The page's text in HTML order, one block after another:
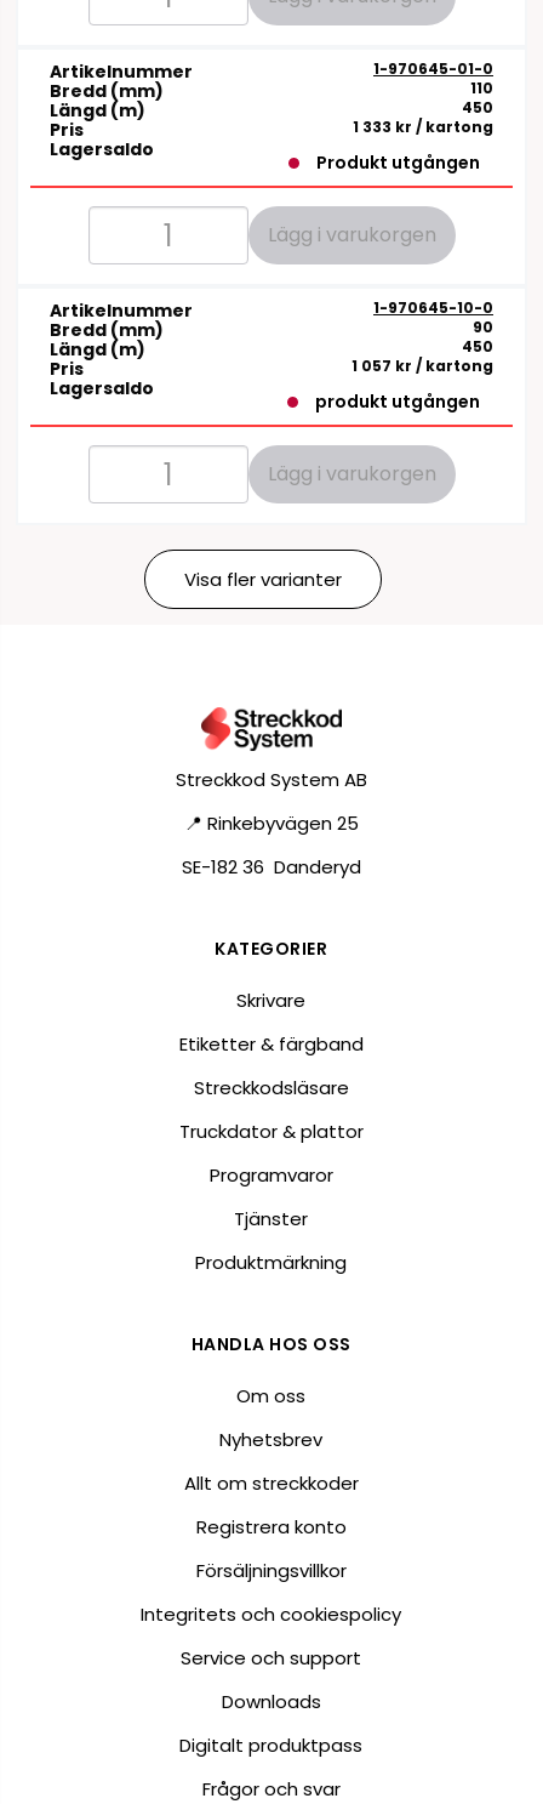
Artikelnummer 1-970645-01-0
Bredd (mm) 110
Längd (m) 450
Pris 1 333 kr / kartong
Lagersaldo
Produkt utgången
Lägg i varukorgen
Artikelnummer 1-970645-10-0
Bredd (mm) 90
Längd (m) 450
Pris 1 057 kr / kartong
Lagersaldo
produkt utgången
Lägg i varukorgen
Visa fler varianter
Streckkod System AB
📍 Rinkebyvägen 25
SE-182 36 Danderyd
KATEGORIER
Skrivare
Etiketter & färgband
Streckkodsläsare
Truckdator & plattor
Programvaror
Tjänster
Produktmärkning
HANDLA HOS OSS
Om oss
Nyhetsbrev
Allt om streckkoder
Registrera konto
Försäljningsvillkor
Integritets och cookiespolicy
Service och support
Downloads
Digitalt produktpass
Frågor och svar